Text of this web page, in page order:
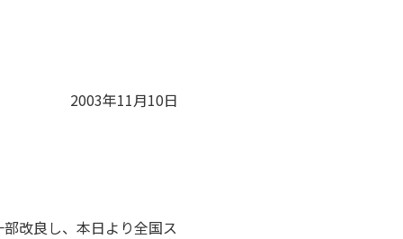
2003年11月10日
改良し、本日より全国ス